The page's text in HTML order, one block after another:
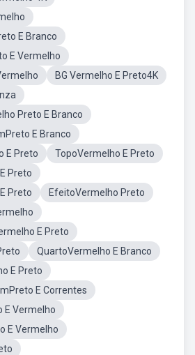
E Branco
E Vermelho
BG Vermelho E Preto4K
Preto E Branco
E Branco
E Preto
TopoVermelho E Preto
Preto
Preto
EfeitoVermelho Preto
E Preto
QuartoVermelho E Branco
E Preto
E Correntes
E Vermelho
E Vermelho